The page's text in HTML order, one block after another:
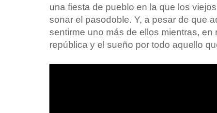
una fiesta de pueblo en la que los
sonar el pasodoble. Y, a pesar de que
sentirme uno más de ellos mientras,
república y el sueño por todo aquello